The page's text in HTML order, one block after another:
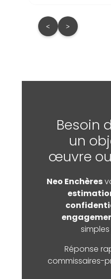
< >
Besoin
un
œuvre
Neo Enchères
Réponse
commissaires-